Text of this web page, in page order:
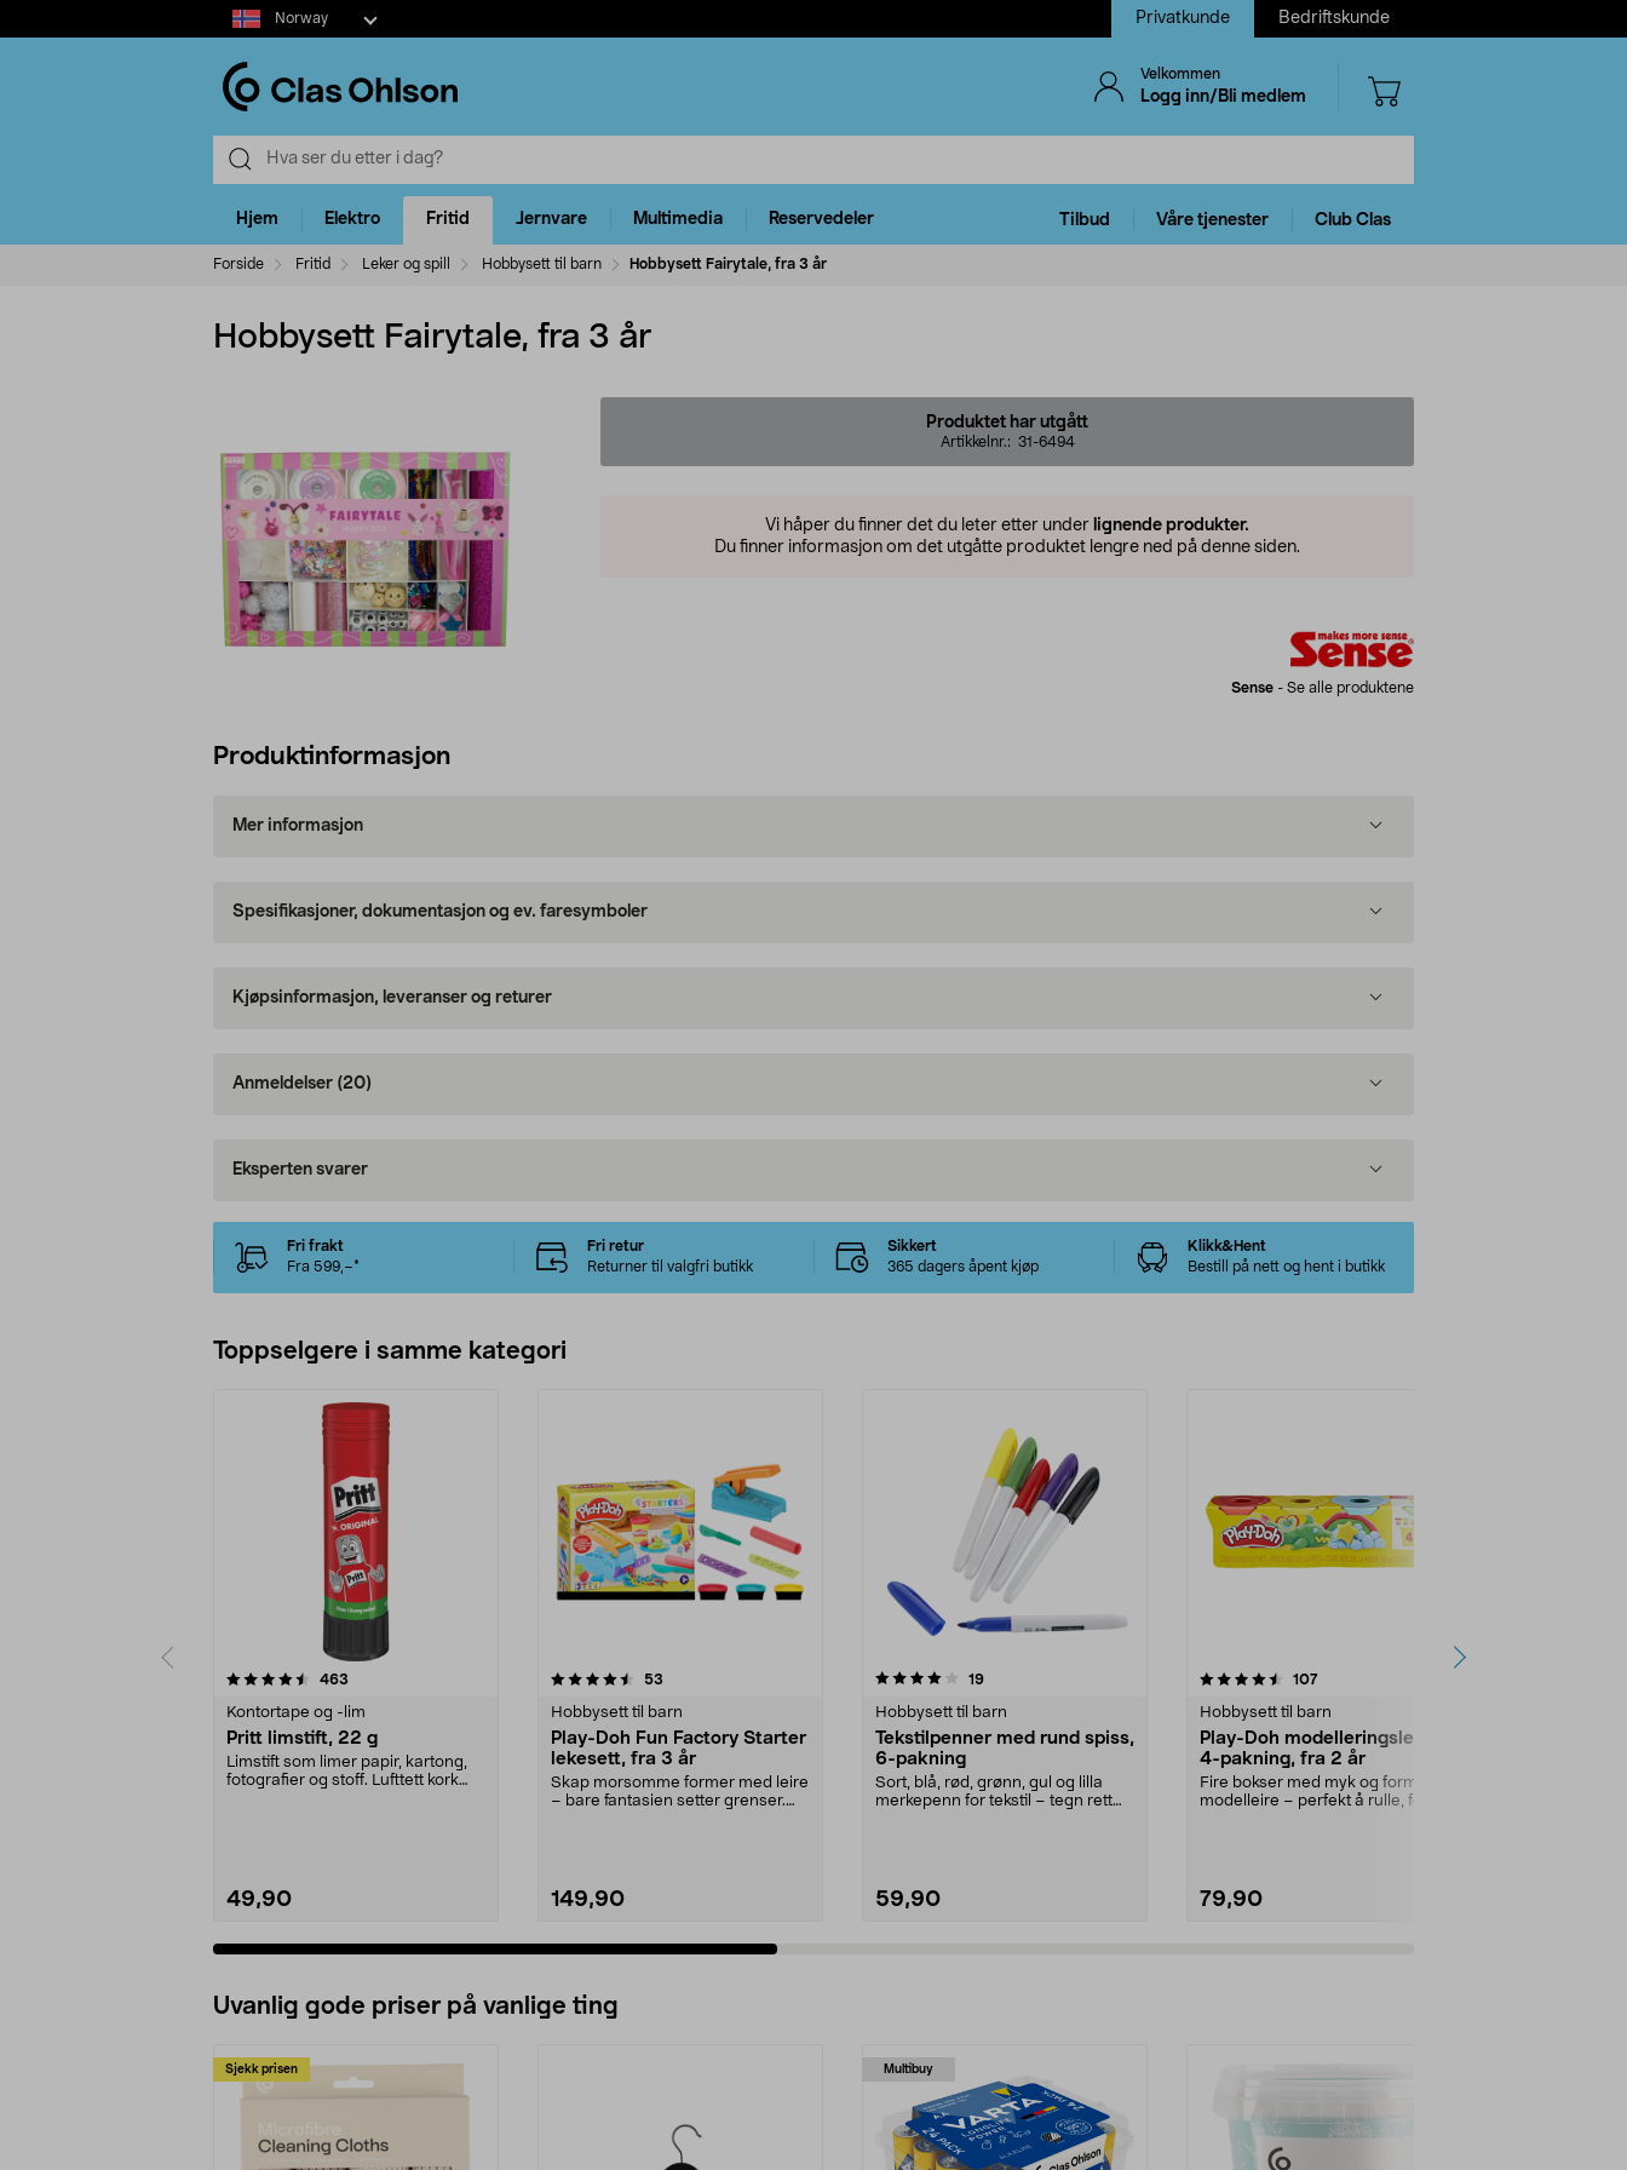
Select
market
Norway Privatkunde Bedriftskunde
Velkommen
Logg inn/Bli medlem
Hjem Elektro Fritid Jernvare Multimedia Reservedeler Tilbud Våre tjenester Club Clas
Forside Fritid Leker og spill Hobbysett til barn Hobbysett Fairytale, fra 3 år
Hobbysett Fairytale, fra 3 år
Produktet har utgått
Artikkelnr.: 31-6494
Vi håper du finner det du leter etter under lignende produkter.
Du finner informasjon om det utgåtte produktet lengre ned på denne siden.
Sense - Se alle produktene
Produktinformasjon
Mer informasjon
Spesifikasjoner, dokumentasjon og ev. faresymboler
Kjøpsinformasjon, leveranser og returer
Anmeldelser (20)
Eksperten svarer
Fri frakt
Fra 599,–*
Fri retur
Returner til valgfri butikk
Sikkert
365 dagers åpent kjøp
Klikk&Hent
Bestill på nett og hent i butikk
Toppselgere i samme kategori
463
Kontortape og -lim
Pritt limstift, 22 g
Limstift som limer papir, kartong,
fotografier og stoff. Lufttett kork
49,90
4.5 av 5 stjerner 53
Hobbysett til barn
Play-Doh Fun Factory Starter
lekesett, fra 3 år
Skap morsomme former med leire
– bare fantasien setter grenser.
149,90
4.0 av 5 stjerner 19anmeldelser
Hobbysett til barn
Tekstilpenner med rund spiss,
6-pakning
Sort, blå, rød, grønn, gul og lilla
merkepenn for tekstil – tegn rett
59,90
4.5 av 5 stjerner 107anmeldelser
Hobbysett til barn
Play-Doh modelleringsleire
4-pakning, fra 2 år
Fire bokser med myk og formbar
modelleire – perfekt å rulle, forme
79,90
4.5 av 5 stjerner
Uvanlig gode priser på vanlige ting
Sjekk prisen Multibuy